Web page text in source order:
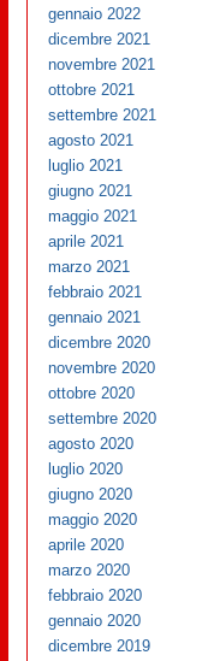
gennaio 2022
dicembre 2021
novembre 2021
ottobre 2021
settembre 2021
agosto 2021
luglio 2021
giugno 2021
maggio 2021
aprile 2021
marzo 2021
febbraio 2021
gennaio 2021
dicembre 2020
novembre 2020
ottobre 2020
settembre 2020
agosto 2020
luglio 2020
giugno 2020
maggio 2020
aprile 2020
marzo 2020
febbraio 2020
gennaio 2020
dicembre 2019